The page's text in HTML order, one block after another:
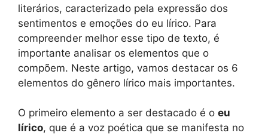
literários, caracterizado pela expressão dos
sentimentos e emoções do eu lírico. Para
compreender melhor esse tipo de texto, é
importante analisar os elementos que o
compõem. Neste artigo, vamos destacar os 6
elementos do gênero lírico mais importantes.
O primeiro elemento a ser destacado é o eu
lírico, que é a voz poética que se manifesta no